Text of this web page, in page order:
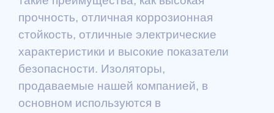
прочность, отличная коррозионная
стойкость, отличные электрические
характеристики и высокие показатели
безопасности. Изоляторы,
продаваемые нашей компанией, в
основном используются в